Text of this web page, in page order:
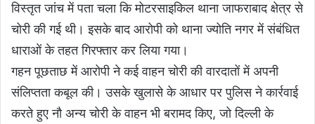
विस्तृत जांच में पता चला कि मोटरसाइकिल थाना जाफराबाद क्षेत्र से
चोरी की गई थी। इसके बाद आरोपी को थाना ज्योति नगर में संबंधित
धाराओं के तहत गिरफ्तार कर लिया गया।
गहन पूछताछ में आरोपी ने कई वाहन चोरी की वारदातों में अपनी
संलिप्तता कबूल की। उसके खुलासे के आधार पर पुलिस ने कार्रवाई
करते हुए नौ अन्य चोरी के वाहन भी बरामद किए, जो दिल्ली के